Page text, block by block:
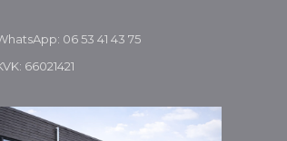
06 53 41 43 75
66021421